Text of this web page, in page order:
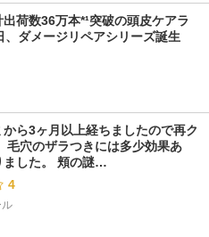
荷数36万本*¹突破の頭皮ケアラ
、ダメージリペアシリーズ誕生
ら3ヶ月以上経ちましたので再ク
毛穴のザラつきには多少効果あ
ました。 頬の謎…
4
ル